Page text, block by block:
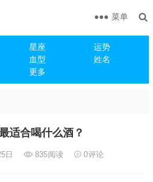
星座
运势
血型
姓名
更多
菜单
适合喝什么酒？
日 835阅读 0评论